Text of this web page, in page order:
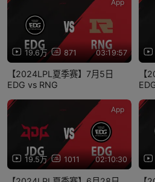
19.6万 871 03:19:57
App
【2024LPL夏季赛】7月5日
EDG vs RNG
【
19.5万 1011 02:10:30
App